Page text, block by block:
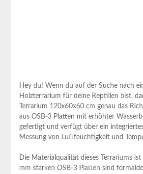
Hey du! Wenn du auf der Suche nach
Holzterrarium‌ für deine Reptilien bist,
Terrarium 120x60x60 cm genau das
aus OSB-3 Platten mit erhöhter
gefertigt und verfügt ⁣über ein
‍Messung von Luftfeuchtigkeit und
Die Materialqualität dieses Terrariums
mm starken OSB-3 Platten sind